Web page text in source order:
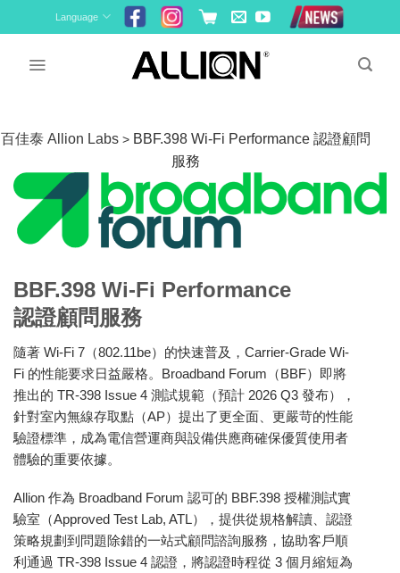
to
Language
百佳泰 Allion Labs > BBF.398 Wi-Fi Performance 認證顧問
服務
BBF.398 Wi-Fi Performance
認證顧問服務
隨著 Wi-Fi 7（802.11be）的快速普及，Carrier-Grade Wi-
Fi 的性能要求日益嚴格。Broadband Forum（BBF）即將
推出的 TR-398 Issue 4 測試規範（預計 2026 Q3 發布），
針對室內無線存取點（AP）提出了更全面、更嚴苛的性能
驗證標準，成為電信營運商與設備供應商確保優質使用者
體驗的重要依據。
Allion 作為 Broadband Forum 認可的 BBF.398 授權測試實
驗室（Approved Test Lab, ATL），提供從規格解讀、認證
策略規劃到問題除錯的一站式顧問諮詢服務，協助客戶順
利通過 TR-398 Issue 4 認證，將認證時程從 3 個月縮短為